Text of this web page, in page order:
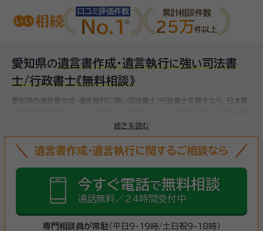
口コミ評価件数
No.1
累計相談件数
25万件以上
愛知県の遺言書作成・遺言執行に強い司法書
士/行政書士《無料相談》
続きを読む
愛知県の遺言書作成・遺言執行に強い司法書士/行政書士を探すなら、日本最
書作成・遺言執行に強い司法書士/行政書士をお探しいただけます。
遺言書作成・遺言執行に関するご相談なら
今すぐ電話で無料相談
通話無料／24時間受付中
専門相談員が常駐（平日9-19時/土日祝9-18時）